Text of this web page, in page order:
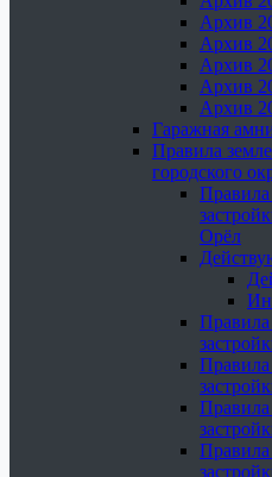
Архив
Архив
Архив
Архив
Архив
Гаражная
Правила
городского
Правила
Орёл
Правила
Правила
Правила
Правила